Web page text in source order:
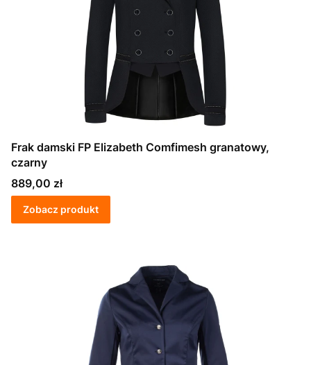
Frak damski FP Elizabeth Comfimesh granatowy,
czarny
Cena
889,00 zł
Zobacz produkt